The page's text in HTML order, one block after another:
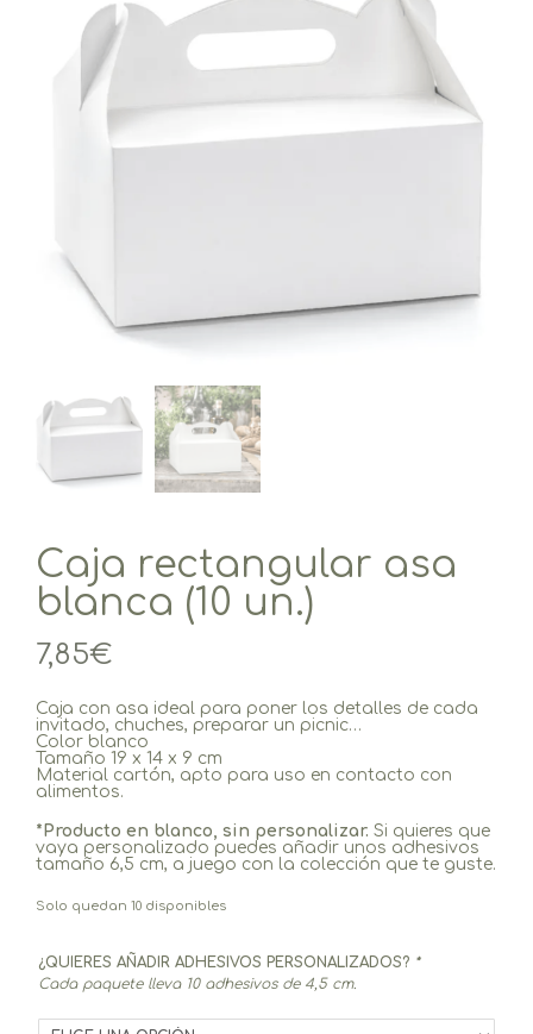
Caja rectangular asa
blanca (10 un.)
7,85€
Caja con asa ideal para poner los detalles de cada
invitado, chuches, preparar un picnic…
Color blanco
Tamaño 19 x 14 x 9 cm
Material cartón, apto para uso en contacto con
alimentos.
*Producto en blanco, sin personalizar. Si quieres que
vaya personalizado puedes añadir unos adhesivos
tamaño 6,5 cm, a juego con la colección que te guste.
Solo quedan 10 disponibles
¿QUIERES AÑADIR ADHESIVOS PERSONALIZADOS? *
Cada paquete lleva 10 adhesivos de 4,5 cm.